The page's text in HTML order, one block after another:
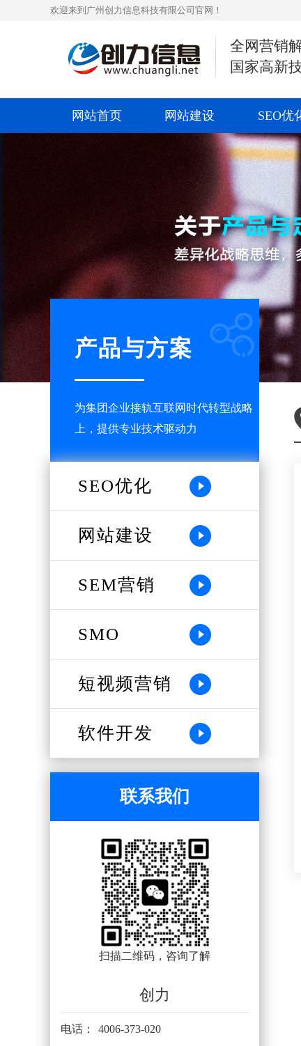
欢迎来到广州创力信息科技有限公司官网！
全网营销
国家高新
网站首页 网站建设 SEO优
产品与方案
为集团企业接轨互联网时代转型战略
上，提供专业技术驱动力
SEO优化
网站建设
SEM营销
SMO
短视频营销
软件开发
联系我们
扫描二维码，咨询了解
创力
电话： 4006-373-020